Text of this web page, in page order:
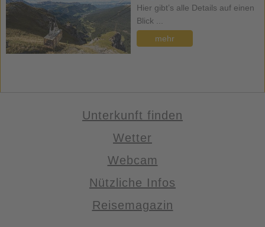
Hier gibt’s alle Details auf einen
Blick ...
mehr
Unterkunft finden
Wetter
Webcam
Nützliche Infos
Reisemagazin